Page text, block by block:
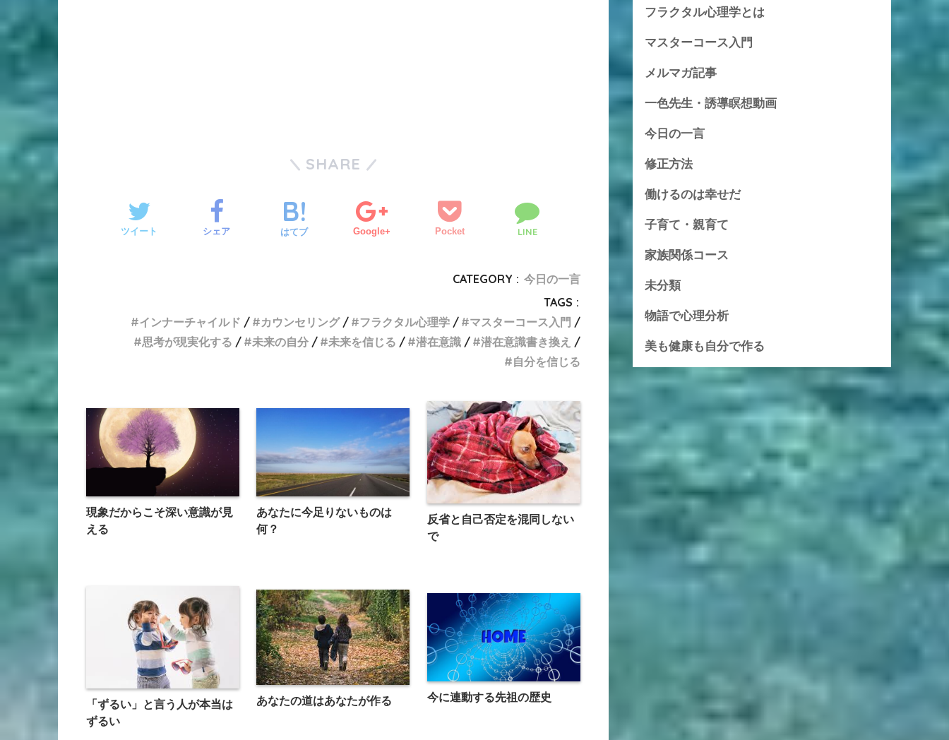
SHARE
ツイート シェア はてブ Google+ Pocket LINE
CATEGORY : 今日の一言
TAGS :
インナーチャイルド
カウンセリング フラクタル心理学
マスターコース入門
思考が現実化する
未来の自分 未来を信じる 潜在意識
潜在意識書き換え
自分を信じる
現象だからこそ深い意識が見
える
あなたに今足りないものは
何？
反省と自己否定を混同しない
で
「ずるい」と言う人が本当は
ずるい
あなたの道はあなたが作る 今に連動する先祖の歴史
フラクタル心理学とは
マスターコース入門
メルマガ記事
一色先生・誘導瞑想動画
今日の一言
修正方法
働けるのは幸せだ
子育て・親育て
家族関係コース
未分類
物語で心理分析
美も健康も自分で作る